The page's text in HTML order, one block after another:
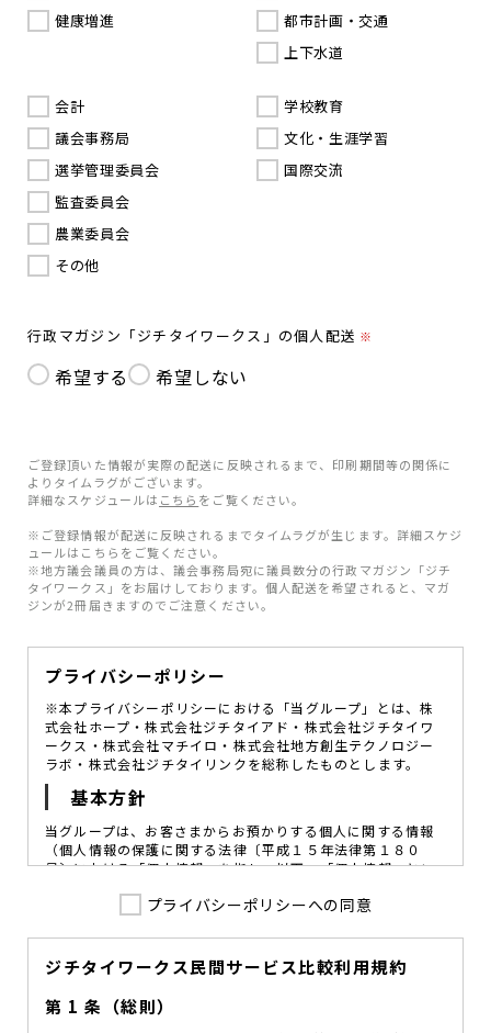
健康増進
都市計画・交通
上下水道
会計
議会事務局
選挙管理委員会
監査委員会
農業委員会
その他
学校教育
文化・生涯学習
国際交流
行政マガジン「ジチタイワークス」の個人配送 ※
希望する 希望しない
ご登録頂いた情報が実際の配送に反映されるまで、印刷期間等の関係に
よりタイムラグがございます。
詳細なスケジュールは こちら をご覧ください。
※ご登録情報が配送に反映されるまでタイムラグが生じます。詳細スケジ
ュールはこちらをご覧ください。
※地方議会議員の方は、議会事務局宛に議員数分の行政マガジン「ジチ
タイワークス」をお届けしております。個人配送を希望されると、マガ
ジンが2冊届きますのでご注意ください。
プライバシーポリシー
※本プライバシーポリシーにおける「当グループ」とは、株
式会社ホープ・株式会社ジチタイアド・株式会社ジチタイワ
ークス・株式会社マチイロ・株式会社地方創生テクノロジー
ラボ・株式会社ジチタイリンクを総称したものとします。
基本方針
当グループは、お客さまからお預かりする個人に関する情報
（個人情報の保護に関する法律〔平成１５年法律第１８０
号〕における「個人情報」を指し、以下、「個人情報」とい
図ることが、重要な社会的責務であると考えております。
を定め、役員及び従業員に個人情報保護の重要性の認識と取
組みを徹底させることによって、個人情報の適切な取り扱い
に努めてまいります。
プライバシーポリシーへの同意
ジチタイワークス民間サービス比較利用規約
第 1 条（総則）